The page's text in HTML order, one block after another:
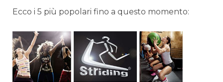
Ecco i 5 più popolari fino a questo momento: